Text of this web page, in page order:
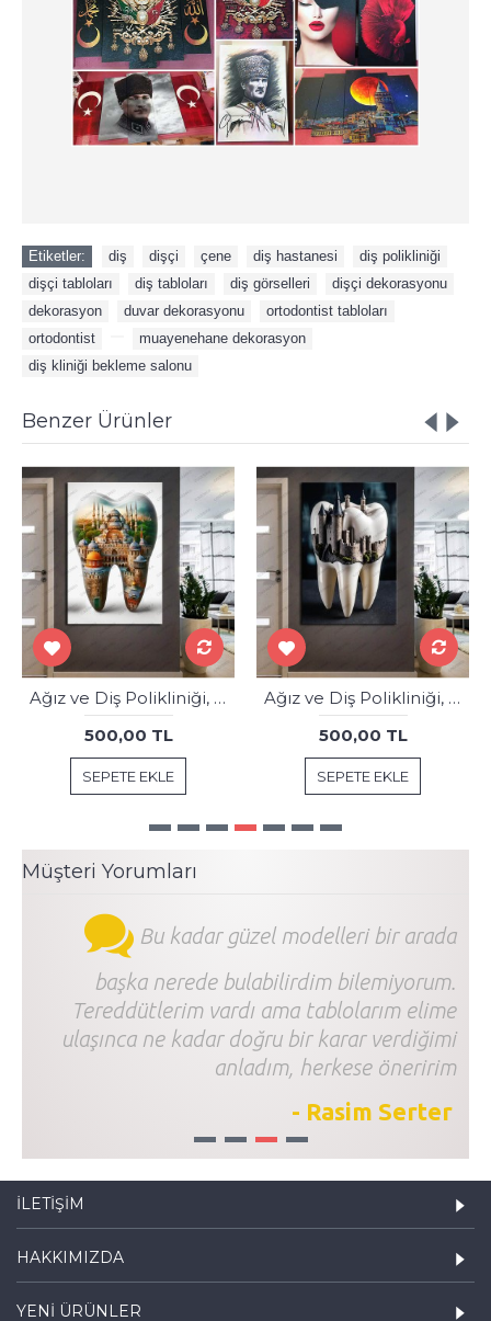
Etiketler: diş dişçi çene diş hastanesi diş polikliniği
dişçi tabloları
diş tabloları diş görselleri dişçi dekorasyonu
dekorasyon
duvar dekorasyonu ortodontist tabloları
ortodontist
muayenehane dekorasyon
diş kliniği bekleme salonu
Benzer Ürünler
Ağız ve Diş Polikliniği, Dişçi Tabloları Dekoratif Diş, Dekoratif Dişçi, Dişçi Dekorasyonu dsc295
500,00 TL
SEPETE EKLE
Ağız ve Diş Polikliniği, Dişçi Tabloları Dekoratif Diş, Dekoratif Dişçi, Dişçi Dekorasyonu dsc305
500,00 TL
SEPETE EKLE
Müşteri Yorumları
Bu kadar güzel modelleri bir arada
başka nerede bulabilirdim bilemiyorum.
Tereddütlerim vardı ama tablolarım elime
ulaşınca ne kadar doğru bir karar verdiğimi
anladım, herkese öneririm
- Rasim Serter
1 2 3 4
İLETIŞIM
HAKKIMIZDA
YENI ÜRÜNLER